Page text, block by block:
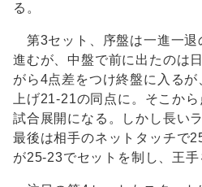
る。
第3セット、序盤は一進一退
進むが、中盤で前に出たのは
がら4点差をつけ終盤に入る
上げ21-21の同点に。そこか
試合展開になる。しかし長い
最後は相手のネットタッチで
が25-23でセットを制し、王手